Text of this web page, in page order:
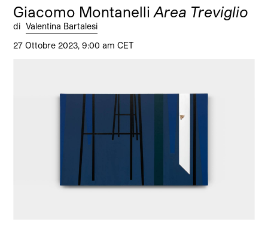
Giacomo MontanelliArea Treviglio
di Valentina Bartalesi
27 Ottobre 2023, 9:00 am CET